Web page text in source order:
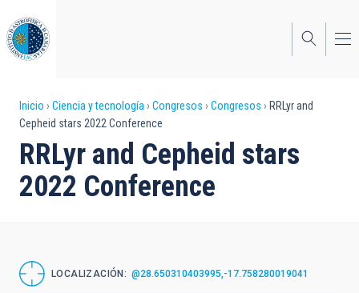
al
contenido
principal
Sobrescribir
enlaces
de
ayuda
navegación
Inicio Ciencia y tecnología Congresos Congresos
RRLyr and
Cepheid stars 2022 Conference
RRLyr and Cepheid stars
2022 Conference
LOCALIZACIÓN @28.650310403995,-17.758280019041